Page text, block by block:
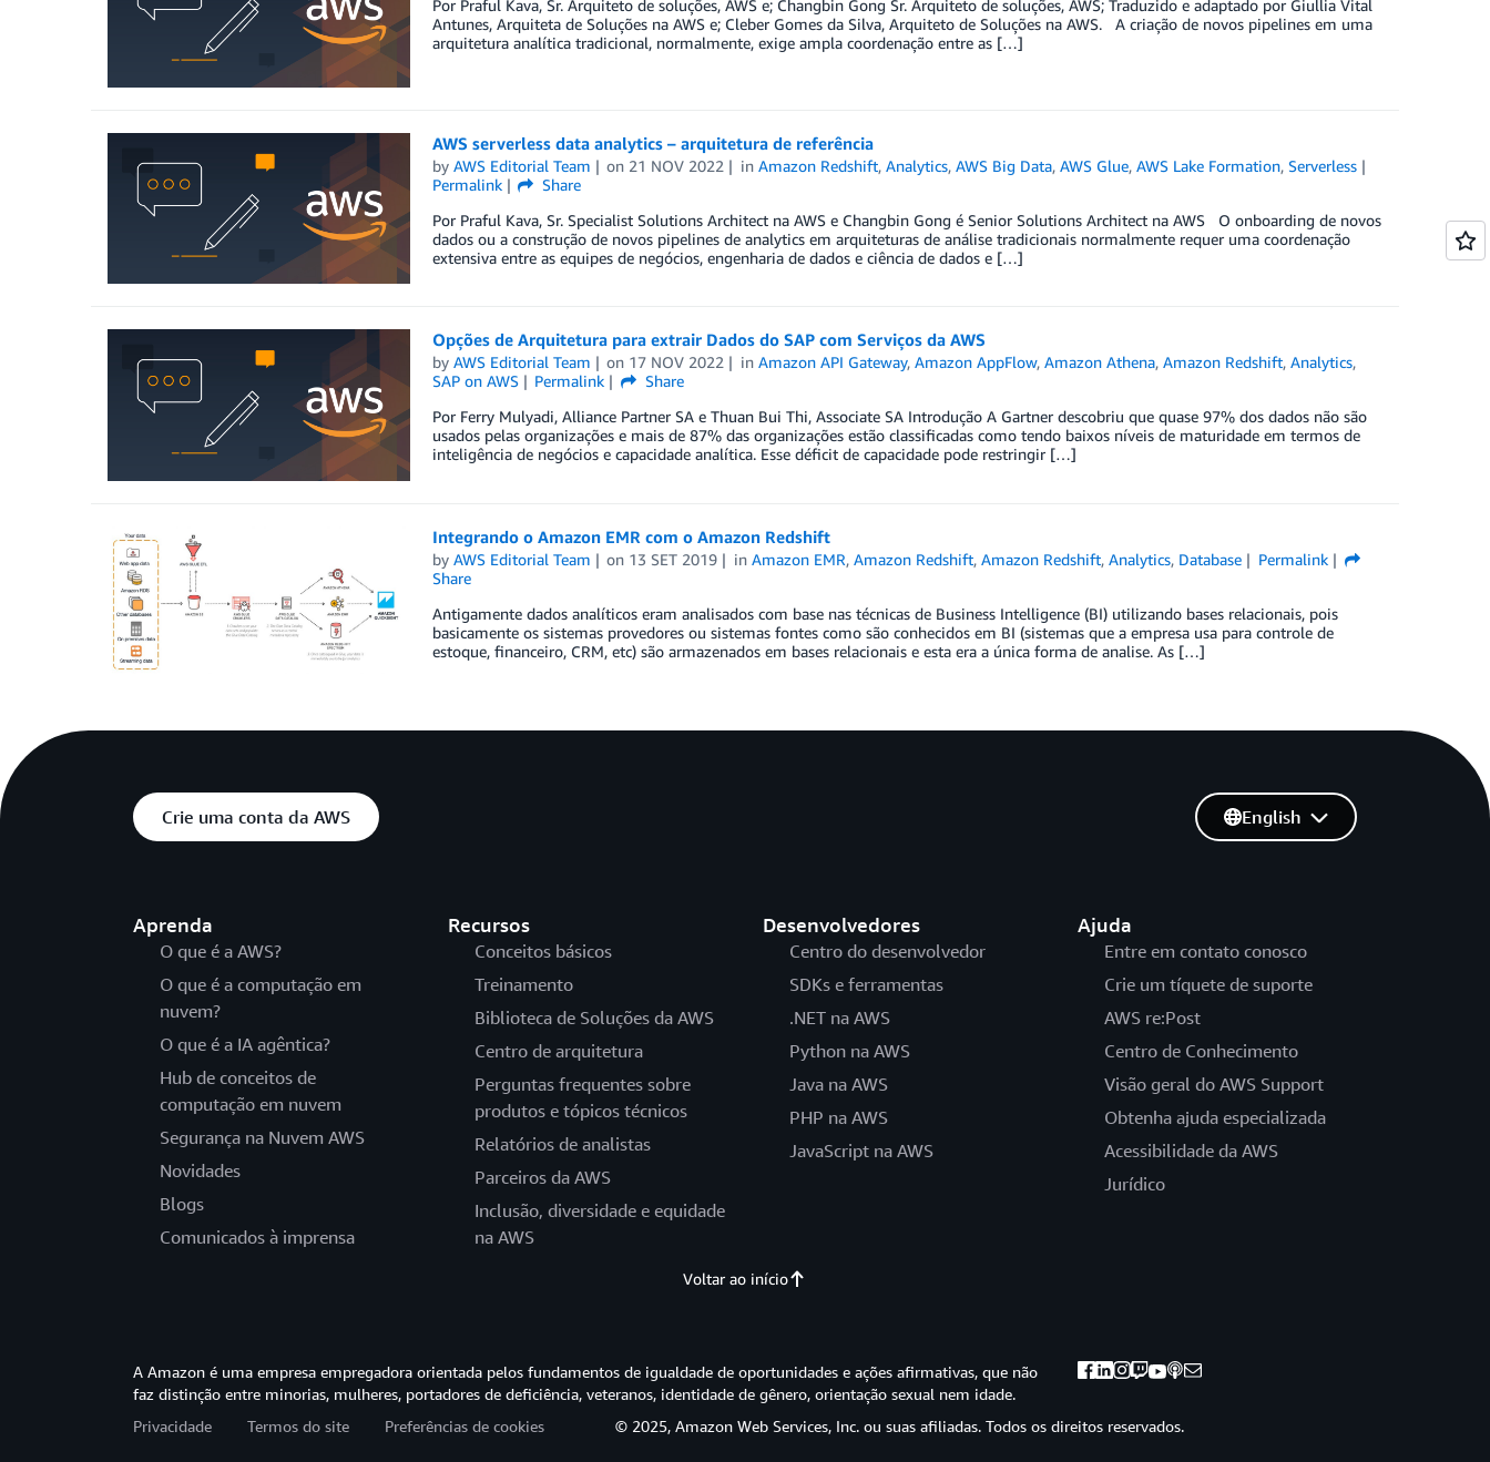
Por Praful Kava, Sr. Arquiteto de soluções, AWS e; Changbin Gong Sr. Arquiteto de soluções, AWS; Traduzido e adaptado por Giullia Vital
Antunes, Arquiteta de Soluções na AWS e; Cleber Gomes da Silva, Arquiteto de Soluções na AWS. A criação de novos pipelines em uma
arquitetura analítica tradicional, normalmente, exige ampla coordenação entre as […]
AWS serverless data analytics – arquitetura de referência
by AWS Editorial Team on 21 NOV 2022 inAmazon Redshift,Analytics,AWS Big Data,AWS Glue,AWS Lake Formation,Serverless
Permalink
Share
Por Praful Kava, Sr. Specialist Solutions Architect na AWS e Changbin Gong é Senior Solutions Architect na AWS O onboarding de novos
dados ou a construção de novos pipelines de analytics em arquiteturas de análise tradicionais normalmente requer uma coordenação
extensiva entre as equipes de negócios, engenharia de dados e ciência de dados e […]
Opções de Arquitetura para extrair Dados do SAP com Serviços da AWS
by AWS Editorial Team on 17 NOV 2022 inAmazon API Gateway,Amazon AppFlow,Amazon Athena,Amazon Redshift,Analytics,
SAP on AWS
Permalink
Share
Por Ferry Mulyadi, Alliance Partner SA e Thuan Bui Thi, Associate SA Introdução A Gartner descobriu que quase 97% dos dados não são
usados pelas organizações e mais de 87% das organizações estão classificadas como tendo baixos níveis de maturidade em termos de
inteligência de negócios e capacidade analítica. Esse déficit de capacidade pode restringir […]
Integrando o Amazon EMR com o Amazon Redshift
by AWS Editorial Team on 13 SET 2019 inAmazon EMR,Amazon Redshift,Amazon Redshift,Analytics, Database
Permalink
Share
Antigamente dados analíticos eram analisados com base nas técnicas de Business Intelligence (BI) utilizando bases relacionais, pois
basicamente os sistemas provedores ou sistemas fontes como são conhecidos em BI (sistemas que a empresa usa para controle de
estoque, financeiro, CRM, etc) são armazenados em bases relacionais e esta era a única forma de analise. As […]
Crie uma conta da AWS
Aprenda
O que é a AWS?
O que é a computação em
nuvem?
O que é a IA agêntica?
Hub de conceitos de
computação em nuvem
Segurança na Nuvem AWS
Novidades
Blogs
Comunicados à imprensa
Recursos
Conceitos básicos
Treinamento
Biblioteca de Soluções da AWS
Centro de arquitetura
Perguntas frequentes sobre
produtos e tópicos técnicos
Relatórios de analistas
Parceiros da AWS
Inclusão, diversidade e equidade
na AWS
Desenvolvedores
Centro do desenvolvedor
SDKs e ferramentas
.NET na AWS
Python na AWS
Java na AWS
PHP na AWS
JavaScript na AWS
Ajuda
Entre em contato conosco
Crie um tíquete de suporte
AWS re:Post
Centro de Conhecimento
Visão geral do AWS Support
Obtenha ajuda especializada
Acessibilidade da AWS
Jurídico
English
Voltar ao início
A Amazon é uma empresa empregadora orientada pelos fundamentos de igualdade de oportunidades e ações afirmativas, que não
faz distinção entre minorias, mulheres, portadores de deficiência, veteranos, identidade de gênero, orientação sexual nem idade.
Privacidade
Termos do site Preferências de cookies © 2025, Amazon Web Services, Inc. ou suas afiliadas. Todos os direitos reservados.